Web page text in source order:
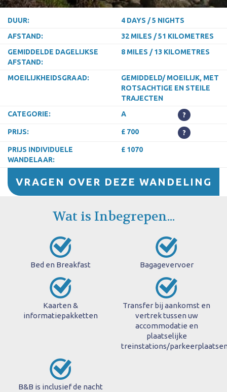
DUUR:
4 DAYS / 5 NIGHTS
AFSTAND:
32 MILES / 51 KILOMETRES
GEMIDDELDE DAGELIJKSE
AFSTAND:
8 MILES / 13 KILOMETRES
MOEILIJKHEIDSGRAAD:
GEMIDDELD/ MOEILIJK, MET
ROTSACHTIGE EN STEILE
TRAJECTEN
CATEGORIE:
A ?
PRIJS: £ 700 ?
PRIJS INDIVIDUELE
WANDELAAR:
£ 1070
VRAGEN OVER DEZE WANDELING
Wat is Inbegrepen...
Bed en Breakfast Bagagevervoer
Kaarten &
informatiepakketten
Transfer bij aankomst en
vertrek tussen uw
accommodatie en
plaatselijke
treinstations/
B&B is inclusief de nacht